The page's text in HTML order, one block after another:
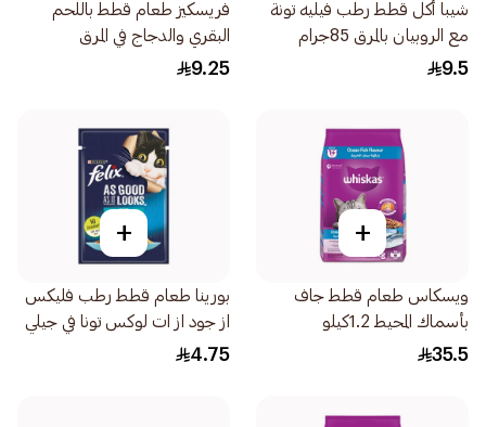
شيبا أكل قطط رطب فيليه تونة
مع الروبيان بالمرق 85جرام
9.5
فريسكيز طعام قطط باللحم
البقري والدجاج في المرق
400جرام
9.25
+
ويسكاس طعام قطط جاف
بأسماك المحيط 1.2كيلو
35.5
+
بورينا طعام قطط رطب فليكس
از جود از ات لوكس تونا في جيلي
85جرام
4.75